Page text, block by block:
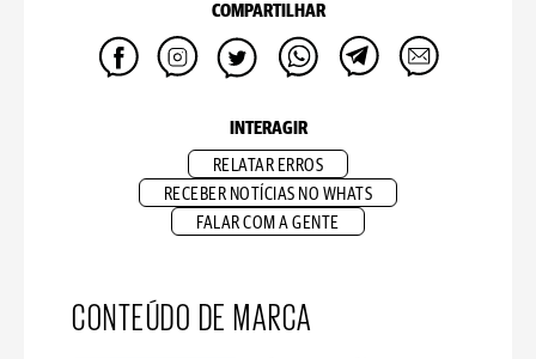
COMPARTILHAR
INTERAGIR
RELATAR ERROS
RECEBER NOTÍCIAS NO WHATS
FALAR COM A GENTE
CONTEÚDO DE MARCA